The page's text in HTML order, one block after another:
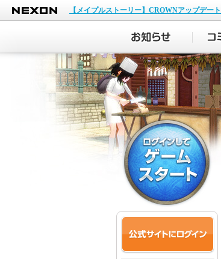
NEXON
【メイプルストーリー】CROWNアップデート